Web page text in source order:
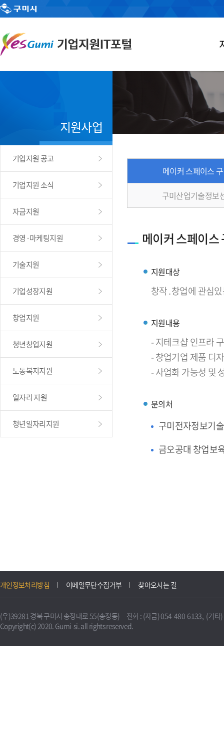
지원사업
기업지원 공고
기업지원 소식
자금지원
경영·마케팅지원
기술지원
기업성장지원
창업지원
청년창업지원
노동복지지원
일자리 지원
청년일자리지원
메이커 스페이스
구미산업기술정보
메이커 스페이
지원대상
창작․창업에 관심
지원내용
- 지테크샵 인프라
- 창업기업 제품 디
- 사업화 가능성 및
문의처
구미전자정보기
금오공대 창업보
개인정보처리방침 이메일무단수집거부 찾아오시는 길
(우)39281 경북 구미시 송정대로 55(송정동) 전화 : (자금) 054-480-6133, (기타
Copyright(c) 2020. Gumi-si. all rights reserved.